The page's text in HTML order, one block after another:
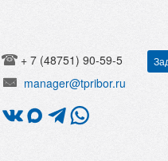
+ 7 (48751) 90-59-5
manager@tpribor.ru